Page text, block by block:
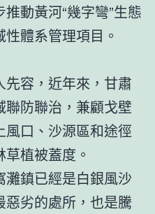
動黃河“幾字彎”生態
體系管理項目。
容，近年來，甘肅
防聯治，兼顧戈壁
口、沙源區和途徑
植被蓋度。
鎮已經是白銀風沙
劣的處所，也是騰